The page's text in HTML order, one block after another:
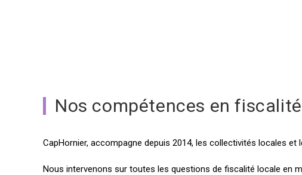
Nos compétences en
CapHornier, accompagne depuis 2014, les collectivités locales
Nous intervenons sur toutes les questions de fiscalité locale en